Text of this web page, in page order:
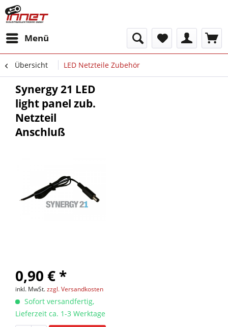
Menü
Übersicht LED Netzteile Zubehör
Synergy 21 LED
light panel zub.
Netzteil
Anschluß
0,90 € *
inkl. MwSt.zzgl. Versandkosten
Sofort versandfertig,
Lieferzeit ca. 1-3 Werktage